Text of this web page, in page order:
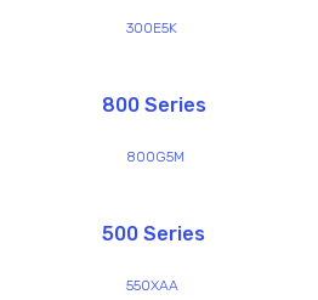
300E5K
800 Series
800G5M
500 Series
550XAA